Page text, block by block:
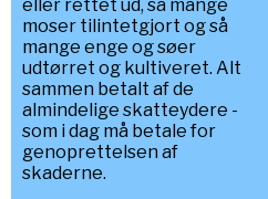
eller rettet ud, så mange
moser tilintetgjort og så
mange enge og søer
udtørret og kultiveret. Alt
sammen betalt af de
almindelige skatteydere -
som i dag må betale for
genoprettelsen af
skaderne.